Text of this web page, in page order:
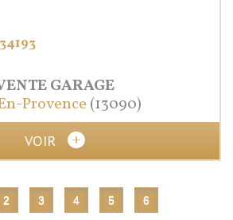
GARAGE
Provence (13090)
VOIR
2 3 4 5 6